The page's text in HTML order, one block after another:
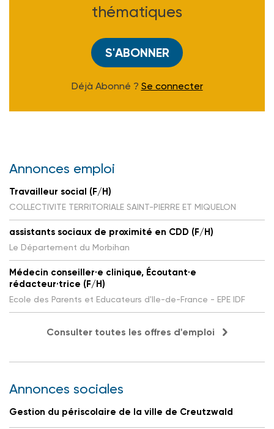
thématiques
S'ABONNER
Déjà Abonné ? Se connecter
Annonces emploi
Travailleur social (F/H)
COLLECTIVITE TERRITORIALE SAINT-PIERRE ET MIQUELON
assistants sociaux de proximité en CDD (F/H)
Le Département du Morbihan
Médecin conseiller·e clinique, Écoutant·e
rédacteur·trice (F/H)
Ecole des Parents et Educateurs d'Ile-de-France - EPE IDF
Consulter toutes les offres d'emploi
Annonces sociales
Gestion du périscolaire de la ville de Creutzwald